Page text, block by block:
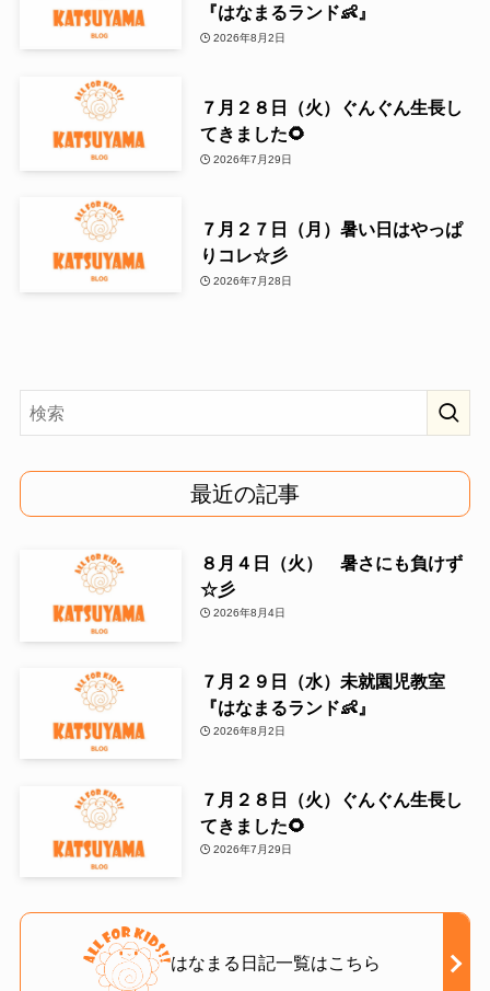
『はなまるランド👶』
2026年8月2日
７月２８日（火）ぐんぐん生長し
てきました🌻
2026年7月29日
７月２７日（月）暑い日はやっぱ
りコレ☆彡
2026年7月28日
最近の記事
８月４日（火） 暑さにも負けず
☆彡
2026年8月4日
７月２９日（水）未就園児教室
『はなまるランド👶』
2026年8月2日
７月２８日（火）ぐんぐん生長し
てきました🌻
2026年7月29日
はなまる日記一覧はこちら